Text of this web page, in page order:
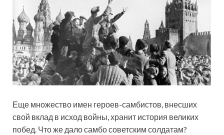
Еще множество имен героев-самбистов, внесших
свой вклад в исход войны, хранит история великих
побед. Что же дало самбо советским солдатам?